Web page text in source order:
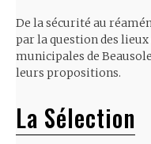
De la sécurité au
par la question des
municipales de
leurs propositions.
La Sélection